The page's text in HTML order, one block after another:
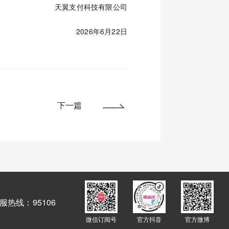
天翼支付科技有限公司
2026年6月22日
下一篇
热线：95106
微信订阅号 官方抖音 官方微博